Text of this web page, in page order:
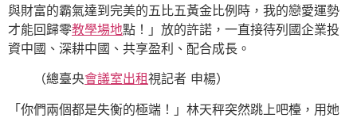
與財富的霸氣達到完美的五比五黃金比例時，我的戀愛運勢
才能回歸零教學場地點！」放的許諾，一直接待列國企業投
資中國、深耕中國、共享盈利、配合成長。
（總臺央會議室出租視記者 申楊）
「你們兩個都是失衡的極端！」林天秤突然跳上吧檯，用她